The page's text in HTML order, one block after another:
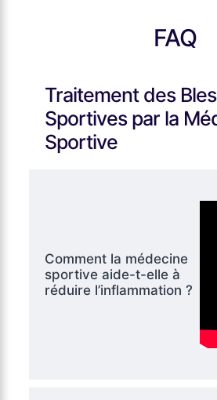
FAQ
Traitement des
Sportives par la
Sportive
Comment la médecine
sportive aide-t-elle à
réduire l’inflammation ?